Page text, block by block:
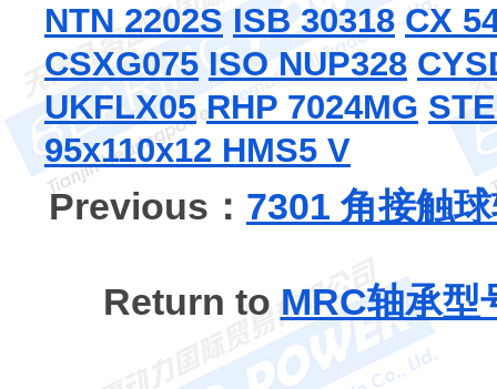
NTN 2202S ISB 30318 CX
CSXG075 ISO NUP328
UKFLX05 RHP 7024MG
95x110x12 HMS5 V
Previous： 7301 角接触
Return to MRC轴承型